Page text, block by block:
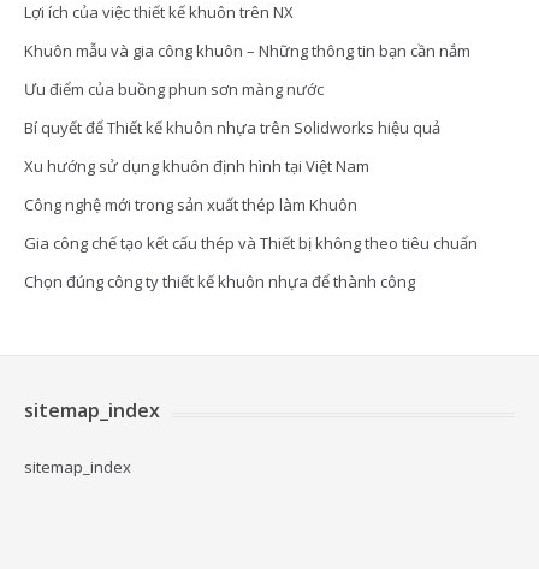
Lợi ích của việc thiết kế khuôn trên NX
Khuôn mẫu và gia công khuôn – Những thông tin bạn cần nắm
Ưu điểm của buồng phun sơn màng nước
Bí quyết để Thiết kế khuôn nhựa trên Solidworks hiệu quả
Xu hướng sử dụng khuôn định hình tại Việt Nam
Công nghệ mới trong sản xuất thép làm Khuôn
Gia công chế tạo kết cấu thép và Thiết bị không theo tiêu chuẩn
Chọn đúng công ty thiết kế khuôn nhựa để thành công
sitemap_index
sitemap_index